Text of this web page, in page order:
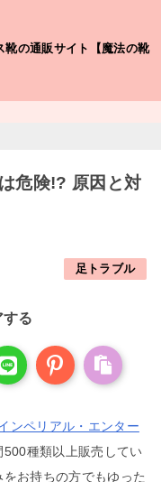
靴の通販サイト【魔法の靴
危険!? 原因と対
足トラブル
る
ンペリアル・エンター
種類以上販売してい
お持ちの方でもゆった